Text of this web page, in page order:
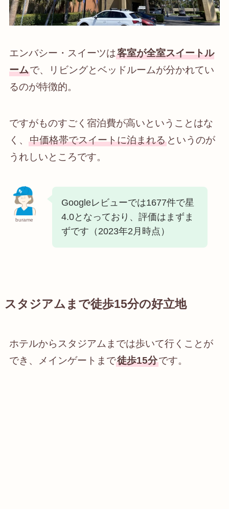
エンバシー・スイーツは客室が全室スイートル
ームで、リビングとベッドルームが分かれてい
るのが特徴的。
ですがものすごく宿泊費が高いということはな
く、 中価格帯でスイートに泊まれるというのが
うれしいところです。
burame
Googleレビューでは1677件で星
4.0となっており、評価はまずま
ずです（2023年2月時点）
スタジアムまで徒歩15分の好立地
ホテルからスタジアムまでは歩いて行くことが
でき、メインゲートまで徒歩15分です。